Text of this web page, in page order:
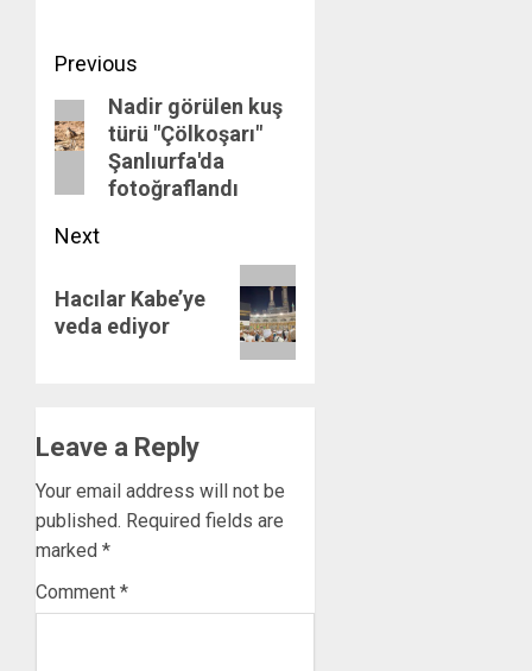
Post
navigation
Previous
Previous
post:
Nadir görülen kuş
türü "Çölkoşarı"
Şanlıurfa'da
fotoğraflandı
Next
post:
Hacılar Kabe’ye
veda ediyor
Leave a Reply
Your email address will not be
published. Required fields are
marked *
Comment *